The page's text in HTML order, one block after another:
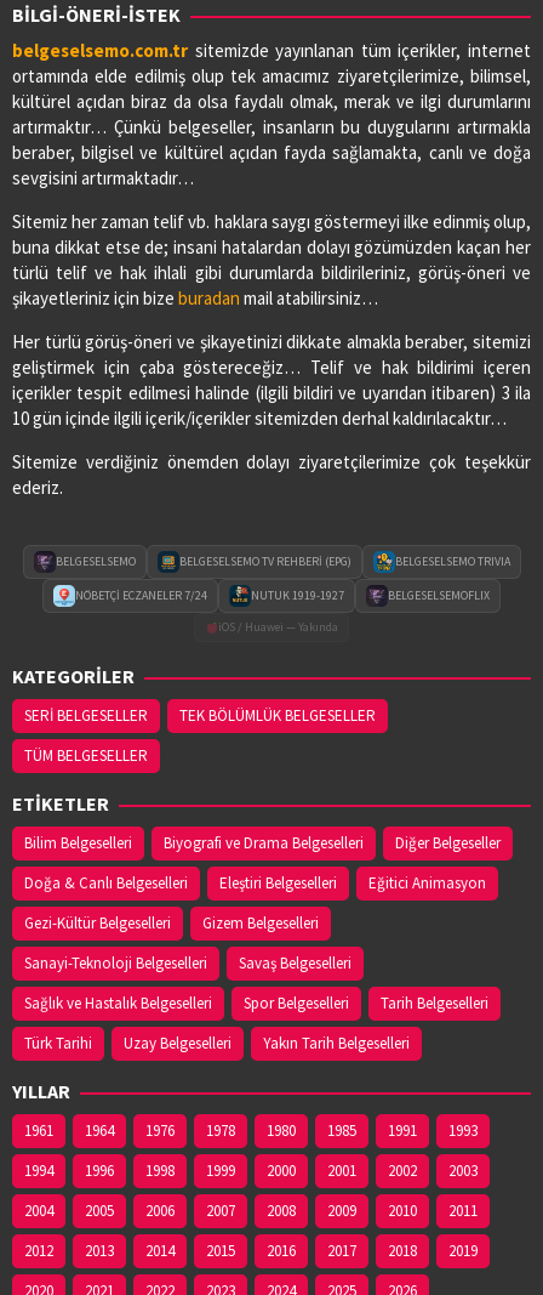
BİLGİ-ÖNERİ-İSTEK
belgeselsemo.com.tr sitemizde yayınlanan tüm içerikler, internet
ortamında elde edilmiş olup tek amacımız ziyaretçilerimize, bilimsel,
kültürel açıdan biraz da olsa faydalı olmak, merak ve ilgi durumlarını
artırmaktır… Çünkü belgeseller, insanların bu duygularını artırmakla
beraber, bilgisel ve kültürel açıdan fayda sağlamakta, canlı ve doğa
sevgisini artırmaktadır…
Sitemiz her zaman telif vb. haklara saygı göstermeyi ilke edinmiş olup,
buna dikkat etse de; insani hatalardan dolayı gözümüzden kaçan her
türlü telif ve hak ihlali gibi durumlarda bildirileriniz, görüş-öneri ve
şikayetleriniz için bize buradan mail atabilirsiniz…
Her türlü görüş-öneri ve şikayetinizi dikkate almakla beraber, sitemizi
geliştirmek için çaba göstereceğiz… Telif ve hak bildirimi içeren
içerikler tespit edilmesi halinde (ilgili bildiri ve uyarıdan itibaren) 3 ila
10 gün içinde ilgili içerik/içerikler sitemizden derhal kaldırılacaktır…
Sitemize verdiğiniz önemden dolayı ziyaretçilerimize çok teşekkür
ederiz.
BELGESELSEMO BELGESELSEMO TV REHBERİ (EPG) BELGESELSEMO TRIVIA
NÖBETÇİ ECZANELER 7/24 NUTUK 1919-1927
BELGESELSEMOFLIX
iOS / Huawei — Yakında
KATEGORİLER
SERİ BELGESELLER
TEK BÖLÜMLÜK BELGESELLER
TÜM BELGESELLER
ETİKETLER
Bilim Belgeselleri Biyografi ve Drama Belgeselleri
Diğer Belgeseller
Doğa & Canlı Belgeselleri
Eleştiri Belgeselleri
Eğitici Animasyon
Gezi-Kültür Belgeselleri
Gizem Belgeselleri
Sanayi-Teknoloji Belgeselleri
Savaş Belgeselleri
Sağlık ve Hastalık Belgeselleri
Spor Belgeselleri
Tarih Belgeselleri
Türk Tarihi
Uzay Belgeselleri Yakın Tarih Belgeselleri
YILLAR
1961 1964 1976 1978 1980 1985 1991
1993
1994
1996 1998 1999 2000 2001 2002
2003
2004
2005 2006 2007 2008 2009 2010
2011
2012
2013 2014 2015 2016 2017 2018
2019
2020
2021 2022 2023 2024 2025 2026